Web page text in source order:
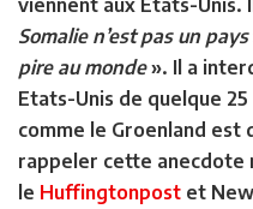
viennent aux Etats-Unis.
Somalie n’est pas un pays
pire au monde». Il a
Etats-Unis de quelque
comme le Groenland est
rappeler cette anecdote
le Huffingtonpost et